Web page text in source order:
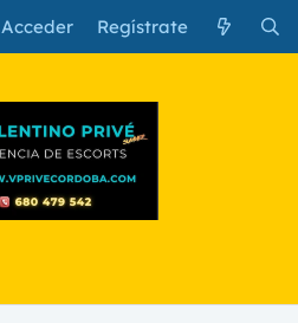
Acceder Regístrate